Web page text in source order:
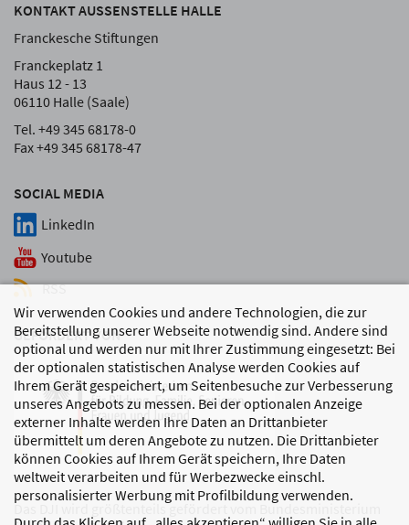
Wir verwenden Cookies und andere Technologien, die zur
Bereitstellung unserer Webseite notwendig sind. Andere sind
optional und werden nur mit Ihrer Zustimmung eingesetzt: Bei
der optionalen statistischen Analyse werden Cookies auf
Ihrem Gerät gespeichert, um Seitenbesuche zur Verbesserung
unseres Angebots zu messen. Bei der optionalen Anzeige
externer Inhalte werden Ihre Daten an Drittanbieter
übermittelt um deren Angebote zu nutzen. Die Drittanbieter
können Cookies auf Ihrem Gerät speichern, Ihre Daten
weltweit verarbeiten und für Werbezwecke einschl.
personalisierter Werbung mit Profilbildung verwenden.
SOCIAL MEDIA
LinkedIn
Youtube
RSS
KONTAKT AUSSENSTELLE HALLE
Franckesche Stiftungen
Franckeplatz 1
Haus 12 - 13
06110 Halle (Saale)
Tel. +49 345 68178-0
Fax +49 345 68178-47
GEFÖRDERT VON
Das DJI wird größtenteils gefördert vom Bundesministerium